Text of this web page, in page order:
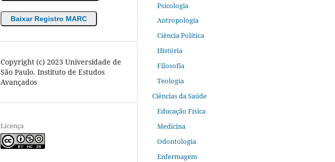
Baixar Registro MARC
Copyright (c) 2023 Universidade de
São Paulo. Instituto de Estudos
Avançados
Licença
Psicologia
Antropologia
Ciência Política
História
Filosofia
Teologia
Ciências da Saúde
Educação Física
Medicina
Odontologia
Enfermagem